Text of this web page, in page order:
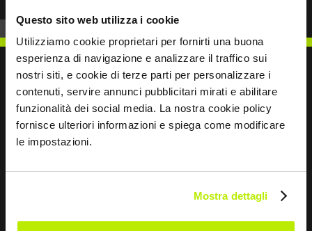
Questo sito web utilizza i cookie
Utilizziamo cookie proprietari per fornirti una buona
esperienza di navigazione e analizzare il traffico sui
nostri siti, e cookie di terze parti per personalizzare i
contenuti, servire annunci pubblicitari mirati e abilitare
funzionalità dei social media. La nostra cookie policy
fornisce ulteriori informazioni e spiega come modificare
le impostazioni.
Mostra dettagli
SCRIVICI